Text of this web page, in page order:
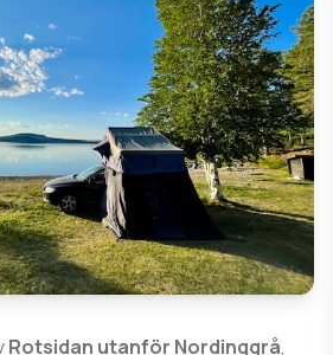
Rotsidan utanför Nordinggrå,